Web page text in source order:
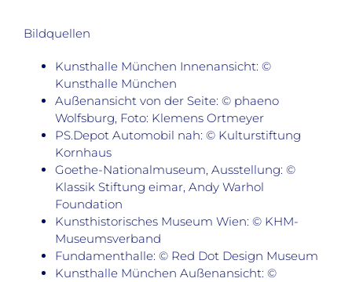
Bildquellen
Kunsthalle München Innenansicht: ©
Kunsthalle München
Außenansicht von der Seite: © phaeno
Wolfsburg, Foto: Klemens Ortmeyer
PS.Depot Automobil nah: © Kulturstiftung
Kornhaus
Goethe-Nationalmuseum, Ausstellung: ©
Klassik Stiftung eimar, Andy Warhol
Foundation
Kunsthistorisches Museum Wien: © KHM-
Museumsverband
Fundamenthalle: © Red Dot Design Museum
Kunsthalle München Außenansicht: ©